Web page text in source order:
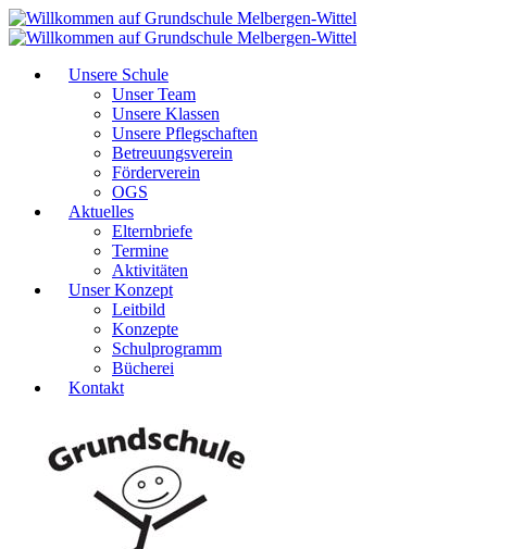
Unsere Schule
Unser Team
Unsere Klassen
Unsere Pflegschaften
Betreuungsverein
Förderverein
OGS
Aktuelles
Elternbriefe
Termine
Aktivitäten
Unser Konzept
Leitbild
Konzepte
Schulprogramm
Bücherei
Kontakt